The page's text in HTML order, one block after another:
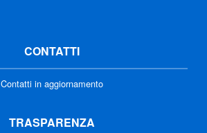
CONTATTI
Contatti in aggiornamento
TRASPARENZA